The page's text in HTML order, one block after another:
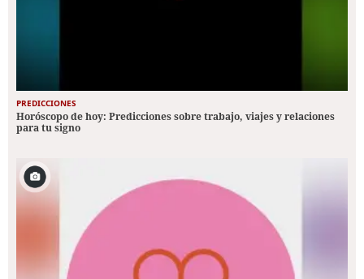
PREDICCIONES
Horóscopo de hoy: Predicciones sobre trabajo, viajes y relaciones
para tu signo